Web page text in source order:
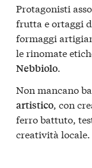
Protagonisti
frutta e ortaggi
formaggi
le rinomate
Nebbiolo.
Non mancano
artistico, con
ferro battuto,
creatività locale.